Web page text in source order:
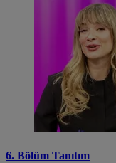
6. Bölüm Tanıtım